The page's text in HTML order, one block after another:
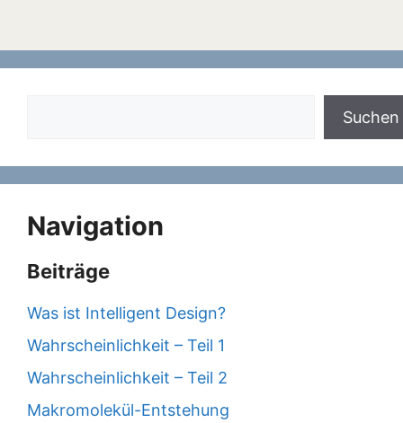
Suchen
Navigation
Beiträge
Was ist Intelligent Design?
Wahrscheinlichkeit – Teil 1
Wahrscheinlichkeit – Teil 2
Makromolekül-Entstehung